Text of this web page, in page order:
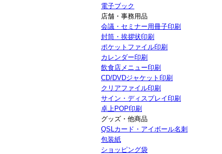
電子ブック
店舗・事務用品
会議・セミナー用冊子印刷
封筒・挨拶状印刷
ポケットファイル印刷
カレンダー印刷
飲食店メニュー印刷
CD/DVDジャケット印刷
クリアファイル印刷
サイン・ディスプレイ印刷
卓上POP印刷
グッズ・他商品
QSLカード・アイボール名刺
包装紙
ショッピング袋